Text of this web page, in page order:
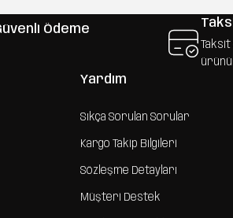
Ödeme
Yardım
Sıkça Sorulan Sorular
Kargo Takip Bilgileri
Sözleşme Detayları
Müşteri Destek